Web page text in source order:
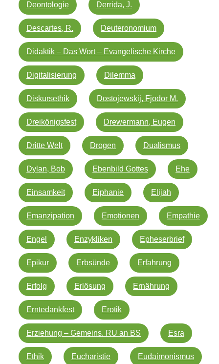
Deontologie Derrida, J.
Descartes, R. Deuteronomium
Didaktik – Das Wort – Evangelische Kirche
Digitalisierung Dilemma
Diskursethik Dostojewskij, Fjodor M.
Dreikönigsfest Drewermann, Eugen
Dritte Welt Drogen Dualismus
Dylan, Bob Ebenbild Gottes Ehe
Einsamkeit Eiphanie Elijah
Emanzipation Emotionen Empathie
Engel Enzykliken Epheserbrief
Epikur Erbsünde Erfahrung
Erfolg Erlösung Ernährung
Erntedankfest Erotik
Erziehung – Gemeins. RU an BS Esra
Ethik Eucharistie Eudaimonismus